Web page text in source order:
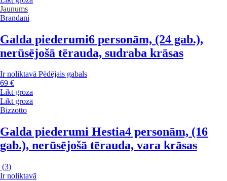
Jaunums
Brandani
Galda piederumi6 personām, (24 gab.),
nerūsējošā tērauda, sudraba krāsas
Ir noliktavā Pēdējais gabals
69 €
Likt grozā
Likt grozā
Bizzotto
Galda piederumi Hestia4 personām, (16
gab.), nerūsējošā tērauda, vara krāsas
(3)
Ir noliktavā